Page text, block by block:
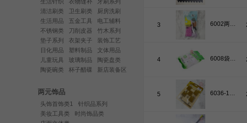
生活针织 衣物缝补
牙刷系列
清洁刷类
卫生刷类
厨房洗刷
生活用品
五金工具
电工辅料
不锈钢类
刀削皮器
竹木系列
垫子系列
衣架夹子
装饰工艺
日化用品
塑料制品
文体用品
儿童玩具
玻璃制品
陶瓷盘类
陶瓷碗类
杯子醋碟 新店装备区
两元饰品
头饰首饰类1
针织品系列
美妆工具类
时尚饰品类
3 6002两片百洁布+锅刷五件套-200
4 6008袋装2个纸滚筒/粘尘器（JM-021）可撕式
5 6036-1五个方木纹粘钩-160